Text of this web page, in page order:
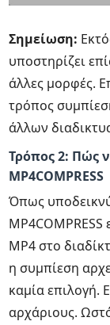
Σημείωση:
υποστηρίζει
άλλες μορφές.
τρόπος
άλλων
Τρόπος 2: Πώς
MP4COMPRESS
Όπως
MP4COMPRESS
MP4 στο
η συμπίεση
καμία επιλογή.
αρχάριους.